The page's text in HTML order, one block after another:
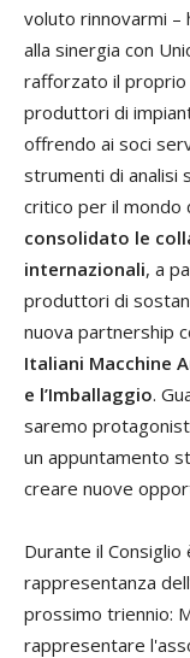
voluto rinnovarmi –
alla sinergia con
rafforzato il
produttori di
offrendo ai soci
strumenti di analisi
critico per il mondo
consolidato le
internazionali, a
produttori di
nuova partnership
Italiani Macchine
e l’Imballaggio.
saremo
un appuntamento
creare nuove
Durante il
rappresentanza
prossimo triennio:
rappresentare